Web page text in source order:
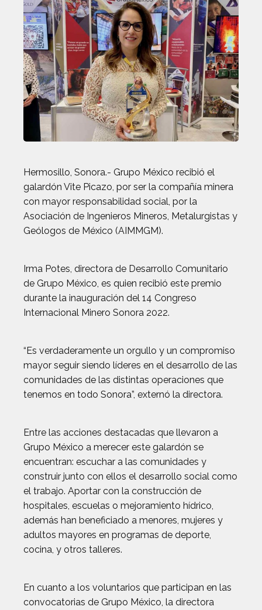
Hermosillo, Sonora.- Grupo México recibió el
galardón Vite Picazo, por ser la compañía minera
con mayor responsabilidad social, por la
Asociación de Ingenieros Mineros, Metalurgistas y
Geólogos de México (AIMMGM).
Irma Potes, directora de Desarrollo Comunitario
de Grupo México, es quien recibió este premio
durante la inauguración del 14 Congreso
Internacional Minero Sonora 2022.
“Es verdaderamente un orgullo y un compromiso
mayor seguir siendo líderes en el desarrollo de las
comunidades de las distintas operaciones que
tenemos en todo Sonora”, externó la directora.
Entre las acciones destacadas que llevaron a
Grupo México a merecer este galardón se
encuentran: escuchar a las comunidades y
construir junto con ellos el desarrollo social como
el trabajo. Aportar con la construcción de
hospitales, escuelas o mejoramiento hídrico,
además han beneficiado a menores, mujeres y
adultos mayores en programas de deporte,
cocina, y otros talleres.
En cuanto a los voluntarios que participan en las
convocatorias de Grupo México, la directora